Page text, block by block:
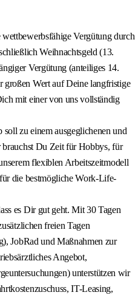
Vergütung durch
Weihnachtsgeld (13.
Vergütung (anteiliges 14.
großen Wert auf Deine langfristige
mit einer von uns vollständig
soll zu einem ausgeglichenen und
Du Zeit für Hobbys, für
flexiblen Arbeitszeitmodell
die bestmögliche Work-Life-
es Dir gut geht. Mit 30 Tagen
freien Tagen
JobRad und Maßnahmen zur
Angebot,
unterstützen wir
IT-Leasing,